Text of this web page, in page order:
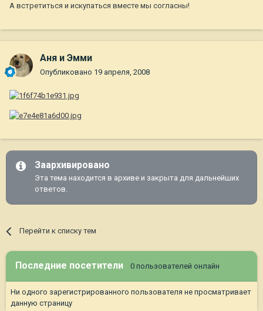
А встретиться и искупаться вместе мы согласны!
Аня и Эмми
Опубликовано 19 апреля, 2008
Заархивировано
Эта тема находится в архиве и закрыта для дальнейших
ответов.
Перейти к списку тем
Последние посетители 0 пользователей онлайн
Ни одного зарегистрированного пользователя не просматривает
данную страницу